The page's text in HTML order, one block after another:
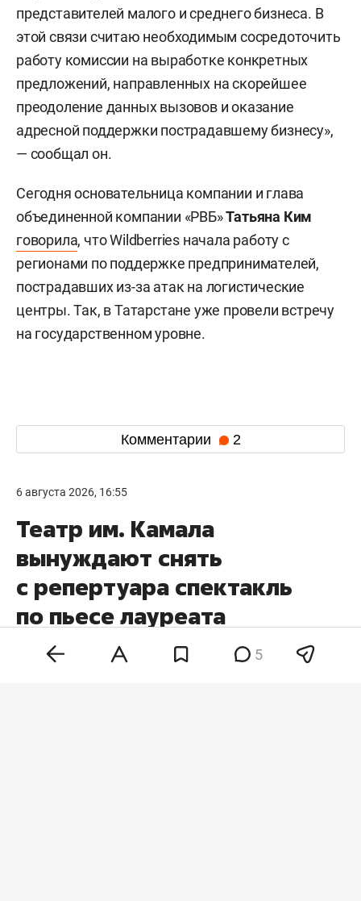
представителей малого и среднего бизнеса. В
этой связи считаю необходимым сосредоточить
работу комиссии на выработке конкретных
предложений, направленных на скорейшее
преодоление данных вызовов и оказание
адресной поддержки пострадавшему бизнесу»,
— сообщал он.
Сегодня основательница компании и глава
объединенной компании «РВБ»Татьяна Ким
говорила, что Wildberries начала работу с
регионами по поддержке предпринимателей,
пострадавших из-за атак на логистические
центры. Так, в Татарстане уже провели встречу
на государственном уровне.
Комментарии 2
6 августа 2026, 16:55
Театр им. Камала
вынуждают снять
с репертуара спектакль
по пьесе лауреата
Нобелевской премии5